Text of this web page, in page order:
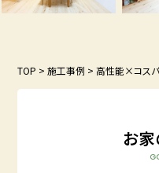
TOP >施工事例 >高性能×コス
お家